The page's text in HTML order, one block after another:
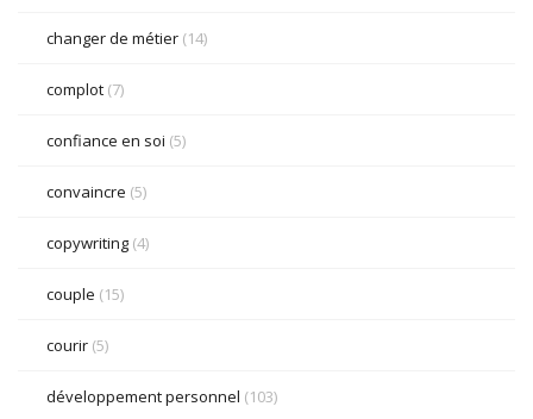
changer de métier (14)
complot (7)
confiance en soi (5)
convaincre (5)
copywriting (4)
couple (15)
courir (5)
développement personnel (103)